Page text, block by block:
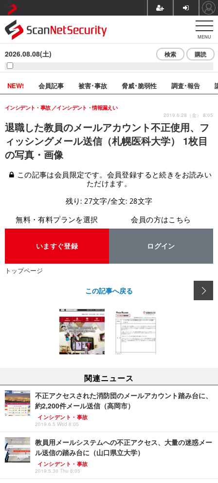
MENU
2026.08.08(土) 検索 購読
NEW! 会員記事 被害･事故 脅威･脆弱性 調査･報告
退職した教員のメールアカウント不正使用、フ
ィッシングメール送信（札幌医科大学） 1枚目
の写真・画像
インシデント・事故 インシデント・情報漏えい
2019.6.28（金） 8:05
この記事は会員限定です。会員登録すると続きをお読みい
ただけます。
残り: 27文字/全文: 28文字
無料・有料プランを選択
いますぐ登録
会員の方はこちら
ログイン
トップページ
この記事へ戻る
関連ニュース
不正アクセスされた消防団のメールアカウント踏み台に、
約2,200件メール送信（高岡市）
インシデント・事故
2019.6.5 Wed 8:05
教員用メールシステムへの不正アクセス、大量の迷惑メー
ル送信の踏み台に（山口県立大学）
インシデント・事故
2019.5.30 Thu 8:05